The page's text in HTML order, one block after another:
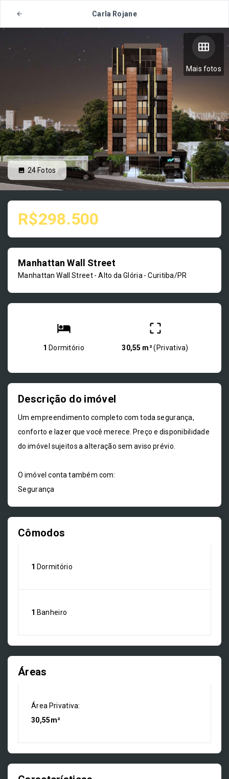
Carla Rojane
Mais fotos
24 Fotos
R$298.500
Manhattan Wall Street
Manhattan Wall Street -Alto da Glória - Curitiba/PR
1 Dormitório 30,55 m²( Privativa)
Descrição do imóvel
Um empreendimento completo com toda segurança,
conforto e lazer que você merece. Preço e disponibilidade
do imóvel sujeitos a alteração sem aviso prévio.
O imóvel conta também com:
Segurança
Cômodos
1 Dormitório
1 Banheiro
Áreas
Área Privativa:
30,55m²